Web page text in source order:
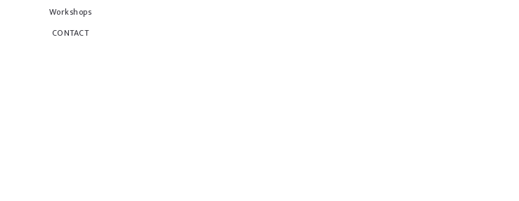
Workshops
CONTACT